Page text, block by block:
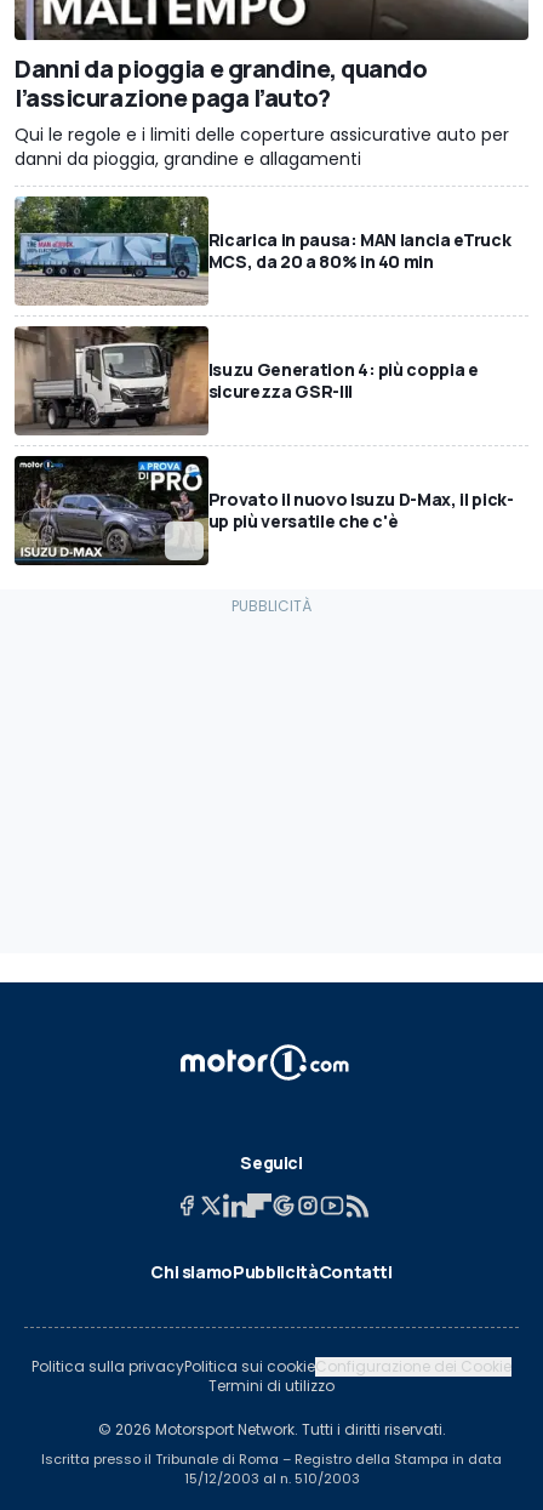
Danni da pioggia e grandine, quando
l’assicurazione paga l’auto?
Qui le regole e i limiti delle coperture assicurative auto per
danni da pioggia, grandine e allagamenti
Ricarica in pausa: MAN lancia eTruck
MCS, da 20 a 80% in 40 min
Isuzu Generation 4: più coppia e
sicurezza GSR-III
Provato il nuovo Isuzu D-Max, il pick-
up più versatile che c'è
Seguici
Chi siamoPubblicitàContatti
Politica sulla privacyPolitica sui cookieConfigurazione dei Cookie
Termini di utilizzo
© 2026 Motorsport Network. Tutti i diritti riservati.
Iscritta presso il Tribunale di Roma – Registro della Stampa in data
15/12/2003 al n. 510/2003